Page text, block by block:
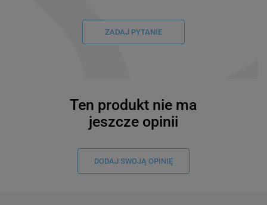
ZADAJ PYTANIE
Ten produkt nie ma
jeszcze opinii
DODAJ SWOJĄ OPINIĘ